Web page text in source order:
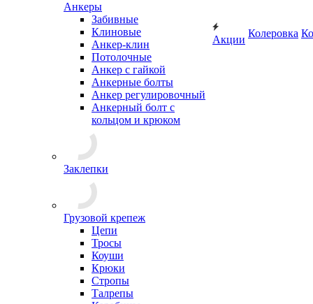
Анкеры
Забивные
Клиновые
Анкер-клин
Потолочные
Анкер с гайкой
Анкерные болты
Анкер регулировочный
Анкерный болт с
кольцом и крюком
Заклепки
Грузовой крепеж
Цепи
Тросы
Коуши
Крюки
Стропы
Талрепы
Акции
Колеровка